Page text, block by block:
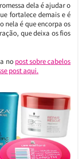
dela é ajudar o
fortalece demais e é
nela é que encorpa os
que deixa os fios
no post sobre cabelos
post aqui.